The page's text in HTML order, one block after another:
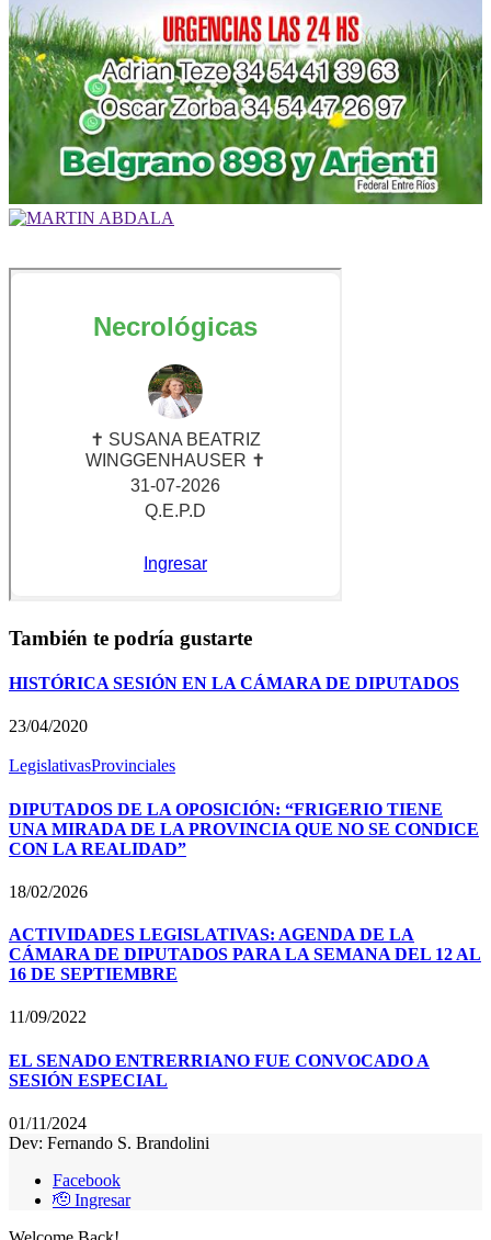
También te podría gustarte
HISTÓRICA SESIÓN EN LA CÁMARA DE DIPUTADOS
23/04/2020
LegislativasProvinciales
DIPUTADOS DE LA OPOSICIÓN: “FRIGERIO TIENE
UNA MIRADA DE LA PROVINCIA QUE NO SE CONDICE
CON LA REALIDAD”
18/02/2026
ACTIVIDADES LEGISLATIVAS: AGENDA DE LA
CÁMARA DE DIPUTADOS PARA LA SEMANA DEL 12 AL
16 DE SEPTIEMBRE
11/09/2022
EL SENADO ENTRERRIANO FUE CONVOCADO A
SESIÓN ESPECIAL
01/11/2024
Dev: Fernando S. Brandolini
Facebook
🫡 Ingresar